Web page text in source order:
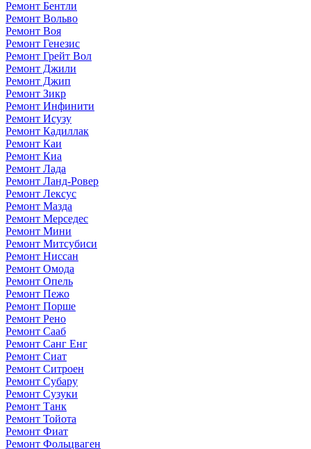
Ремонт Бентли
Ремонт Вольво
Ремонт Воя
Ремонт Генезис
Ремонт Грейт Вол
Ремонт Джили
Ремонт Джип
Ремонт Зикр
Ремонт Инфинити
Ремонт Исузу
Ремонт Кадиллак
Ремонт Каи
Ремонт Киа
Ремонт Лада
Ремонт Ланд-Ровер
Ремонт Лексус
Ремонт Мазда
Ремонт Мерседес
Ремонт Мини
Ремонт Митсубиси
Ремонт Ниссан
Ремонт Омода
Ремонт Опель
Ремонт Пежо
Ремонт Порше
Ремонт Рено
Ремонт Сааб
Ремонт Санг Енг
Ремонт Сиат
Ремонт Ситроен
Ремонт Субару
Ремонт Сузуки
Ремонт Танк
Ремонт Тойота
Ремонт Фиат
Ремонт Фольцваген